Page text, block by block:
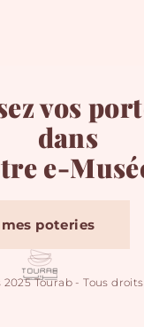
vos
dans
e-
poteries
Tourab - Tous